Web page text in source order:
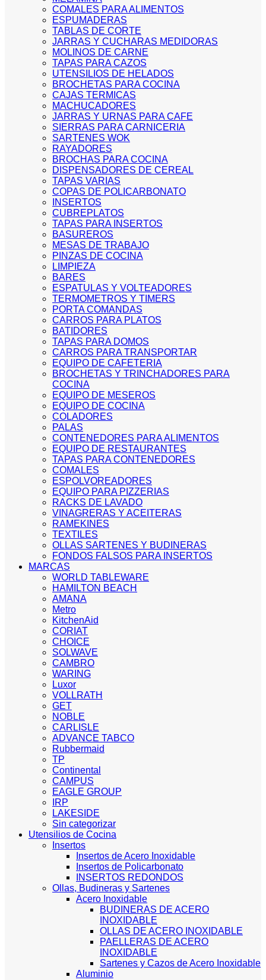
COMALES PARA ALIMENTOS
ESPUMADERAS
TABLAS DE CORTE
JARRAS Y CUCHARAS MEDIDORAS
MOLINOS DE CARNE
TAPAS PARA CAZOS
UTENSILIOS DE HELADOS
BROCHETAS PARA COCINA
CAJAS TERMICAS
MACHUCADORES
JARRAS Y URNAS PARA CAFE
SIERRAS PARA CARNICERIA
SARTENES WOK
RAYADORES
BROCHAS PARA COCINA
DISPENSADORES DE CEREAL
TAPAS VARIAS
COPAS DE POLICARBONATO
INSERTOS
CUBREPLATOS
TAPAS PARA INSERTOS
BASUREROS
MESAS DE TRABAJO
PINZAS DE COCINA
LIMPIEZA
BARES
ESPATULAS Y VOLTEADORES
TERMOMETROS Y TIMERS
PORTA COMANDAS
CARROS PARA PLATOS
BATIDORES
TAPAS PARA DOMOS
CARROS PARA TRANSPORTAR
EQUIPO DE CAFETERIA
BROCHETAS Y TRINCHADORES PARA
COCINA
EQUIPO DE MESEROS
EQUIPO DE COCINA
COLADORES
PALAS
CONTENEDORES PARA ALIMENTOS
EQUIPO DE RESTAURANTES
TAPAS PARA CONTENEDORES
COMALES
ESPOLVOREADORES
EQUIPO PARA PIZZERIAS
RACKS DE LAVADO
VINAGRERAS Y ACEITERAS
RAMEKINES
TEXTILES
OLLAS SARTENES Y BUDINERAS
FONDOS FALSOS PARA INSERTOS
MARCAS
WORLD TABLEWARE
HAMILTON BEACH
AMANA
Metro
KitchenAid
CORIAT
CHOICE
SOLWAVE
CAMBRO
WARING
Luxor
VOLLRATH
GET
NOBLE
CARLISLE
ADVANCE TABCO
Rubbermaid
TP
Continental
CAMPUS
EAGLE GROUP
IRP
LAKESIDE
Sin categorizar
Utensilios de Cocina
Insertos
Insertos de Acero Inoxidable
Insertos de Policarbonato
INSERTOS REDONDOS
Ollas, Budineras y Sartenes
Acero Inoxidable
BUDINERAS DE ACERO
INOXIDABLE
OLLAS DE ACERO INOXIDABLE
PAELLERAS DE ACERO
INOXIDABLE
Sartenes y Cazos de Acero Inoxidable
Aluminio